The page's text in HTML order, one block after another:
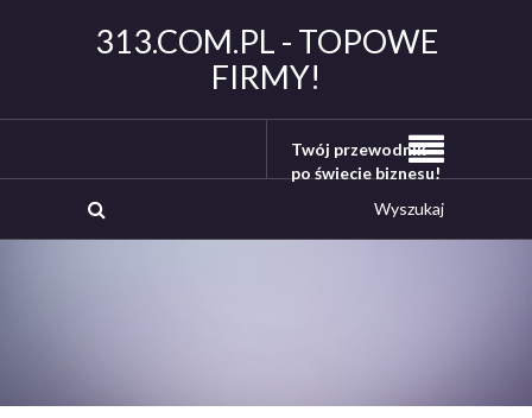
313.COM.PL - TOPOWE
FIRMY!
Twój przewodnik
po świecie biznesu!